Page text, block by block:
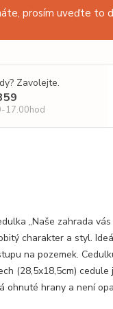
prosím uveďte to
Zavolejte.
17.00hod
„Naše zahrada
charakter a styl.
na pozemek.
(28,5x18,5cm)
ohnuté hrany a není